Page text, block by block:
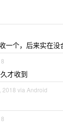
一个，后来实在
才收到
2018 via Android